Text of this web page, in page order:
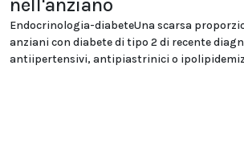
nell'anziano
Endocrinologia-diabeteUna scarsa
anziani con diabete di tipo 2 di recente
antiipertensivi, antipiastrinici o